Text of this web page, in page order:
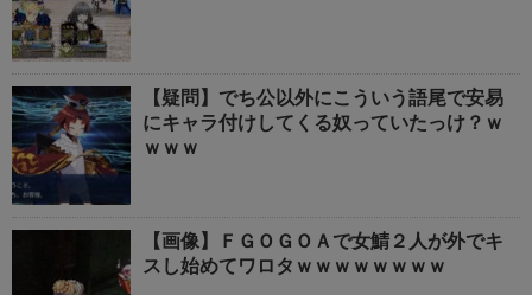
【疑問】でち公以外にこういう語尾で安易
にキャラ付けしてくる奴っていたっけ？ｗ
ｗｗｗ
【画像】ＦＧＯＧＯＡで女鯖２人が外でキ
スし始めてワロタｗｗｗｗｗｗｗｗ